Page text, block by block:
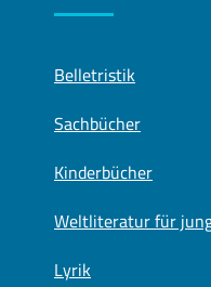
Belletristik
Sachbücher
Kinderbücher
Weltliteratur für
Lyrik